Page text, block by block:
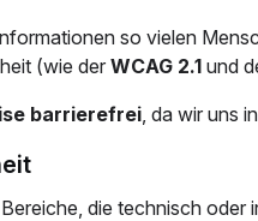
so vielen
(wie der WCAG 2.1 und
barrierefrei, da wir uns
die technisch